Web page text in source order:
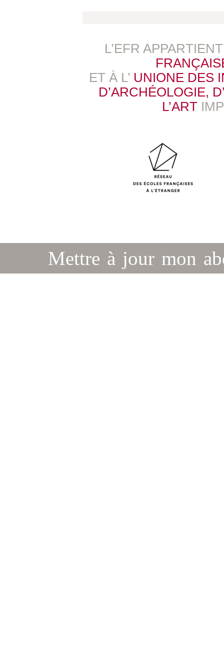
L’EFR
ET À L’ UNIONE DES
D’ARCHÉOLOGIE,
L’ART
Mettre à jour mon